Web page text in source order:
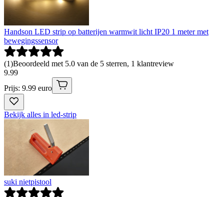
Handson LED strip op batterijen warmwit licht IP20 1 meter met
bewegingssensor
(1)Beoordeeld met 5.0 van de 5 sterren, 1 klantreview
9.99
Prijs: 9.99 euro
Bekijk alles in led-strip
suki nietpistool